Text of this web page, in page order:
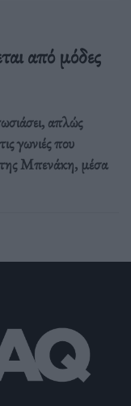
από μόδες
απλώς
γωνιές που
της Μπενάκη, μέσα